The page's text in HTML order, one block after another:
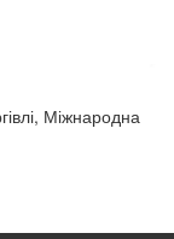
Міжнародна